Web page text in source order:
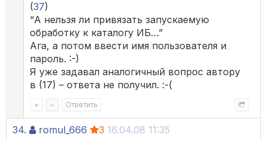
(37)
“А нельзя ли привязать запускаемую
обработку к каталогу ИБ…”
Ага, а потом ввести имя пользователя и
пароль. :-)
Я уже задавал аналогичный вопрос автору
в (17) – ответа не получил. :-(
+ – Ответить
34. romul_666 3 16.04.08 11:35